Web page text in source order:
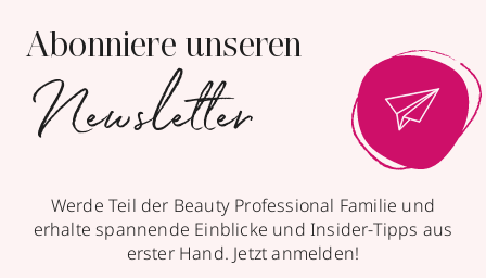
Abonniere unseren
Newsletter
Werde Teil der Beauty Professional Familie und
erhalte spannende Einblicke und Insider-Tipps aus
erster Hand. Jetzt anmelden!